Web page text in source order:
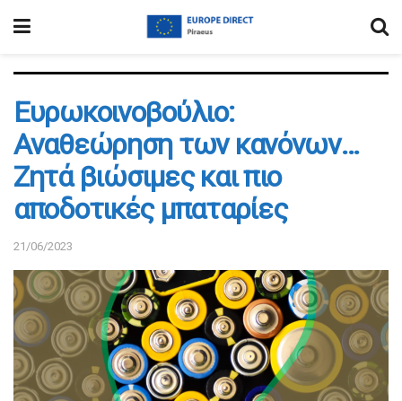
Ευρωκοινοβούλιο:
Αναθεώρηση των κανόνων…
Ζητά βιώσιμες και πιο
αποδοτικές μπαταρίες
21/06/2023